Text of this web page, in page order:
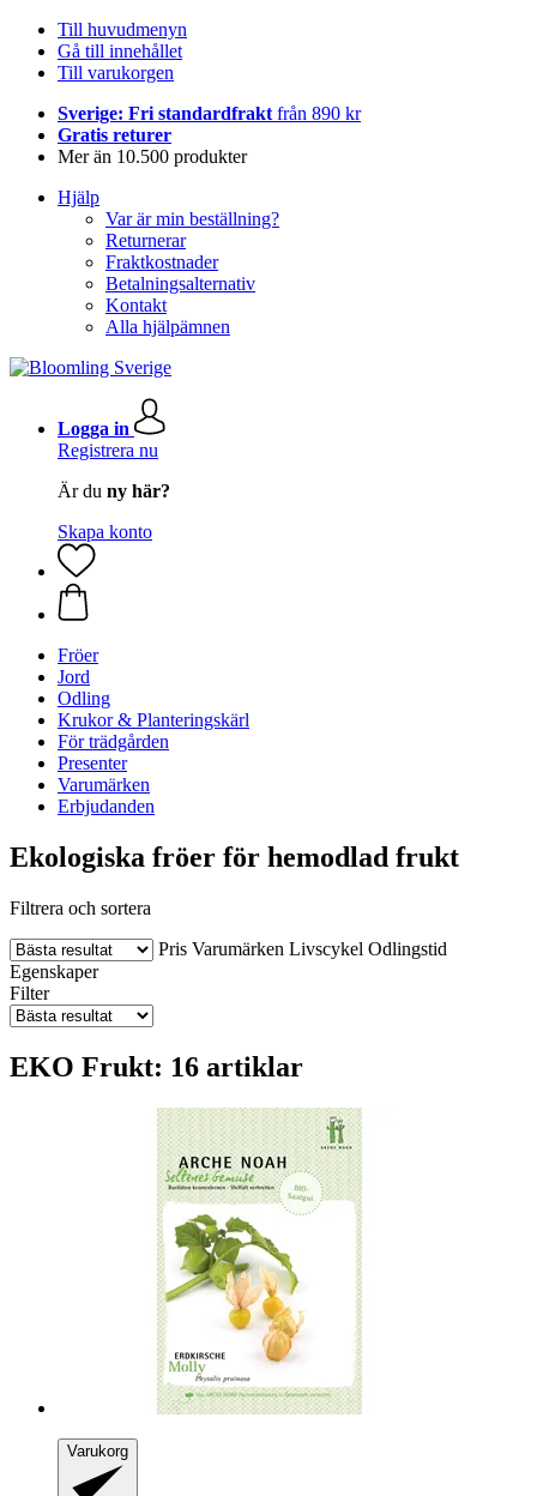
Till huvudmenyn
Gå till innehållet
Till varukorgen
Sverige: Fri standardfrakt från 890 kr
Gratis returer
Mer än 10.500 produkter
Hjälp
Var är min beställning?
Returnerar
Fraktkostnader
Betalningsalternativ
Kontakt
Alla hjälpämnen
Logga in
Registrera nu
Är du ny här?
Skapa konto
Fröer
Jord
Odling
Krukor & Planteringskärl
För trädgården
Presenter
Varumärken
Erbjudanden
Ekologiska fröer för hemodlad frukt
Filtrera och sortera
Pris Varumärken Livscykel Odlingstid
Egenskaper
Filter
EKO Frukt: 16 artiklar
Varukorg